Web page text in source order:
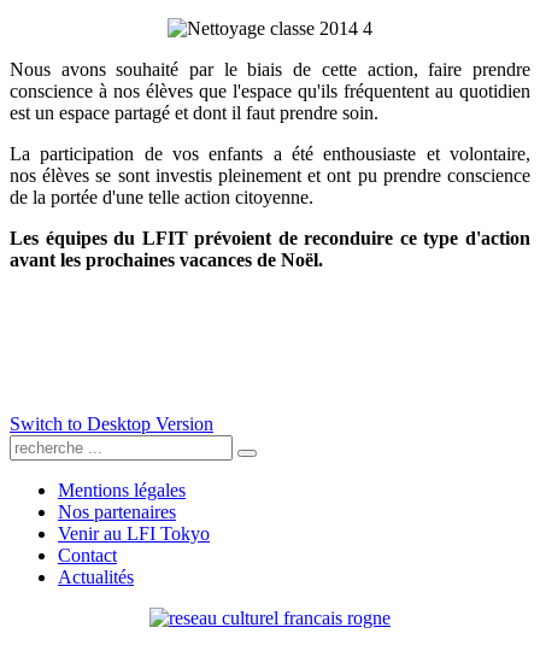
Nous avons souhaité par le biais de cette action, faire prendre
conscience à nos élèves que l'espace qu'ils fréquentent au quotidien
est un espace partagé et dont il faut prendre soin.
La participation de vos enfants a été enthousiaste et volontaire,
nos élèves se sont investis pleinement et ont pu prendre conscience
de la portée d'une telle action citoyenne.
Les équipes du LFIT prévoient de reconduire ce type d'action
avant les prochaines vacances de Noël.
Switch to Desktop Version
Mentions légales
Nos partenaires
Venir au LFI Tokyo
Contact
Actualités